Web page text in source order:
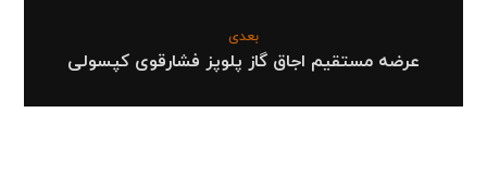
بعدی
عرضه مستقیم اجاق گاز پلوپز فشارقوی کپسولی